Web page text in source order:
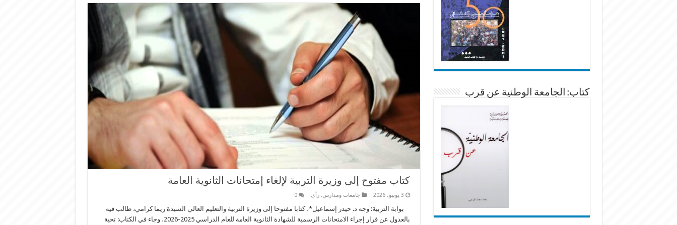
كتاب مفتوح إلى وزيرة التربية لإلغاء إمتحانات الثانوية العامة
3 يونيو، 2026 جامعات ومدارس,رأي 0
بوابة التربية: وجه د. حيدر إسماعيل*، كتابا مفتوحا إلى وزيرة التربية والتعليم العالي السيدة ريما كرامي، طالب فيه
بالعدول عن قرار إجراء الامتحانات الرسمية للشهادة الثانوية العامة للعام الدراسي 2025-2026، وجاء في الكتاب: تحية
كتاب: الجامعة الوطنية عن قرب